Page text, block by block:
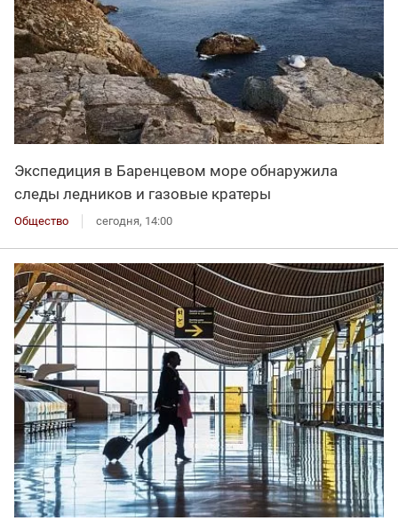
Экспедиция в Баренцевом море обнаружила
следы ледников и газовые кратеры
Общество сегодня, 14:00